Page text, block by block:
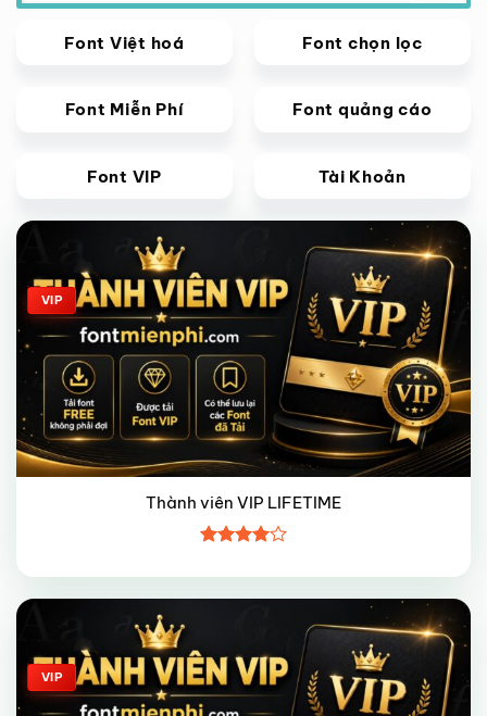
Font Việt hoá Font chọn lọc
Font Miễn Phí Font quảng cáo
Font VIP Tài Khoản
Giảm giá!
VIP
Thành viên VIP LIFETIME
xếp hạng
Giảm giá!
VIP